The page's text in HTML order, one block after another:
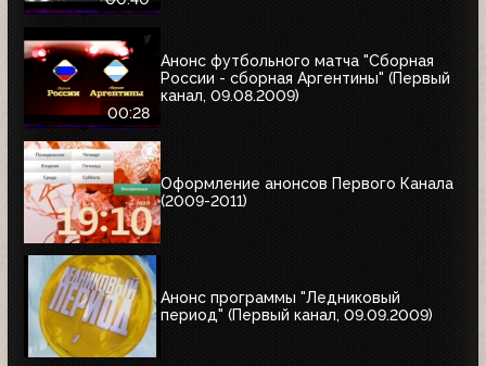
00:28
Анонс футбольного матча "Сборная
России - сборная Аргентины" (Первый
канал, 09.08.2009)
Оформление анонсов Первого Канала
(2009-2011)
Анонс программы "Ледниковый
период" (Первый канал, 09.09.2009)